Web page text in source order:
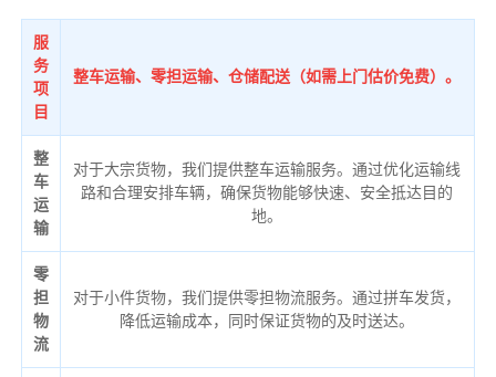
服
务
项
目
整车运输、零担运输、仓储配送（如需上门估价免费）。
整
车
运
输
对于大宗货物，我们提供整车运输服务。通过优化运输线
路和合理安排车辆，确保货物能够快速、安全抵达目的
地。
零
担
物
流
对于小件货物，我们提供零担物流服务。通过拼车发货，
降低运输成本，同时保证货物的及时送达。